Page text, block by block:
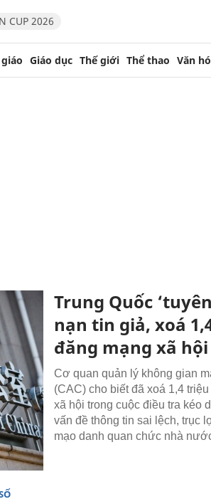
CUP 2026
Giáo dục Thế giới Thể thao Văn
Trung Quốc
nạn tin giả, xoá
đăng mạng xã hội
Cơ quan quản lý không gian
(CAC) cho biết đã xoá 1,4
xã hội trong cuộc điều tra kéo
vấn đề thông tin sai lệch, trục
mạo danh quan chức nhà